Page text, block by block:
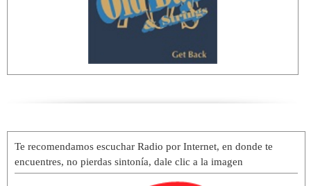
Te recomendamos escuchar Radio por Internet, en donde te
encuentres, no pierdas sintonía, dale clic a la imagen